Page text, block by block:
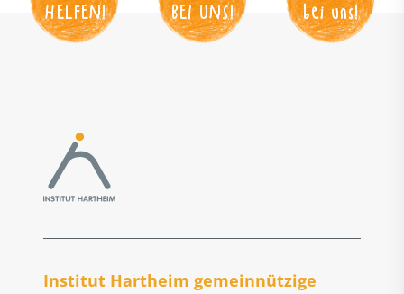
HELFEN!
BEI UNS!
bei uns!
Institut Hartheim gemeinnützige